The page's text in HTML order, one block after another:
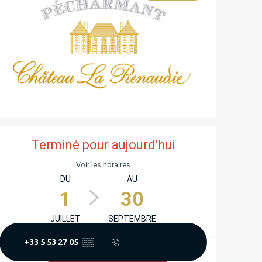
ET
Terminé pour aujourd'hui
Voir les horaires
DU
1
JUILLET
AU
30
SEPTEMBRE
+33 5 53 27 05 ▒▒